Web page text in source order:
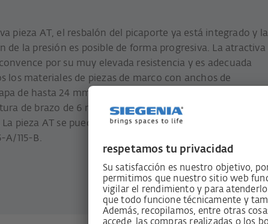
pieza AT, el resbalón del picaporte ya está integrado y la
de la presión es posible de forma progresiva. La atractiva
por su muy elevada resistencia y es adecuada
los materiales de piezas de marco con anchos de
de hasta 24 mm (AT-118) o superiores (AT-119). A partir
de brazo de 6 mm no es necesario ningún fresado en
pieza AT se puede combinar sin problemas con el cierre
A/115-B.